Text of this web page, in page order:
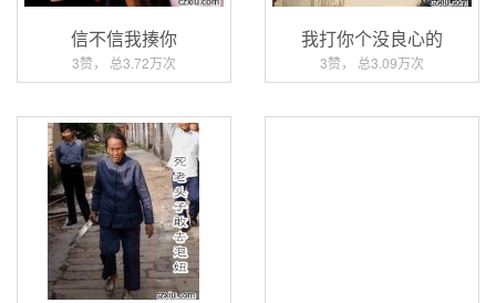
信不信我揍你
3赞， 总3.72万次
我打你个没良心的
3赞， 总3.09万次